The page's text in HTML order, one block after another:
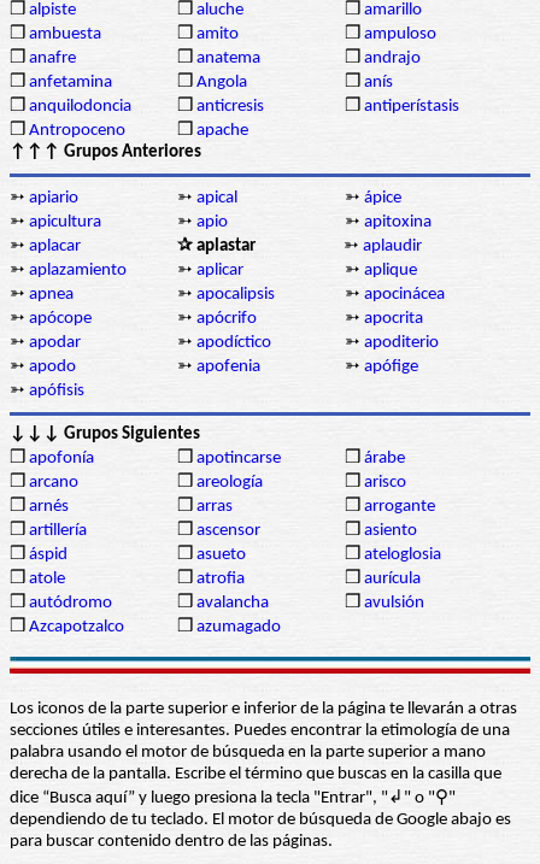
❒ alpiste ❒ aluche ❒ amarillo
❒ ambuesta ❒ amito ❒ ampuloso
❒ anafre ❒ anatema ❒ andrajo
❒ anfetamina ❒ Angola ❒ anís
❒ anquilodoncia ❒ anticresis ❒ antiperístasis
❒ Antropoceno ❒ apache
↑↑↑ Grupos Anteriores
➳ apiario ➳ apical ➳ ápice
➳ apicultura ➳ apio ➳ apitoxina
➳ aplacar ✰ aplastar ➳ aplaudir
➳ aplazamiento ➳ aplicar ➳ aplique
➳ apnea ➳ apocalipsis ➳ apocinácea
➳ apócope ➳ apócrifo ➳ apocrita
➳ apodar ➳ apodíctico ➳ apoditerio
➳ apodo ➳ apofenia ➳ apófige
➳ apófisis
↓↓↓ Grupos Siguientes
❒ apofonía ❒ apotincarse ❒ árabe
❒ arcano ❒ areología ❒ arisco
❒ arnés ❒ arras ❒ arrogante
❒ artillería ❒ ascensor ❒ asiento
❒ áspid ❒ asueto ❒ ateloglosia
❒ atole ❒ atrofia ❒ aurícula
❒ autódromo ❒ avalancha ❒ avulsión
❒ Azcapotzalco ❒ azumagado
Los iconos de la parte superior e inferior de la página te llevarán a otras
secciones útiles e interesantes. Puedes encontrar la etimología de una
palabra usando el motor de búsqueda en la parte superior a mano
derecha de la pantalla. Escribe el término que buscas en la casilla que
dice “Busca aquí” y luego presiona la tecla "Entrar", "↲" o "⚲"
dependiendo de tu teclado. El motor de búsqueda de Google abajo es
para buscar contenido dentro de las páginas.